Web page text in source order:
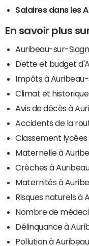
Salaires dans les
En savoir plus
Auribeau-sur-
Dette et budget
Impôts à
Climat et
Avis de décès à
Accidents de la
Classement
Maternelle à
Crèches à
Maternités à
Risques naturels à
Nombre de
Délinquance à
Pollution à